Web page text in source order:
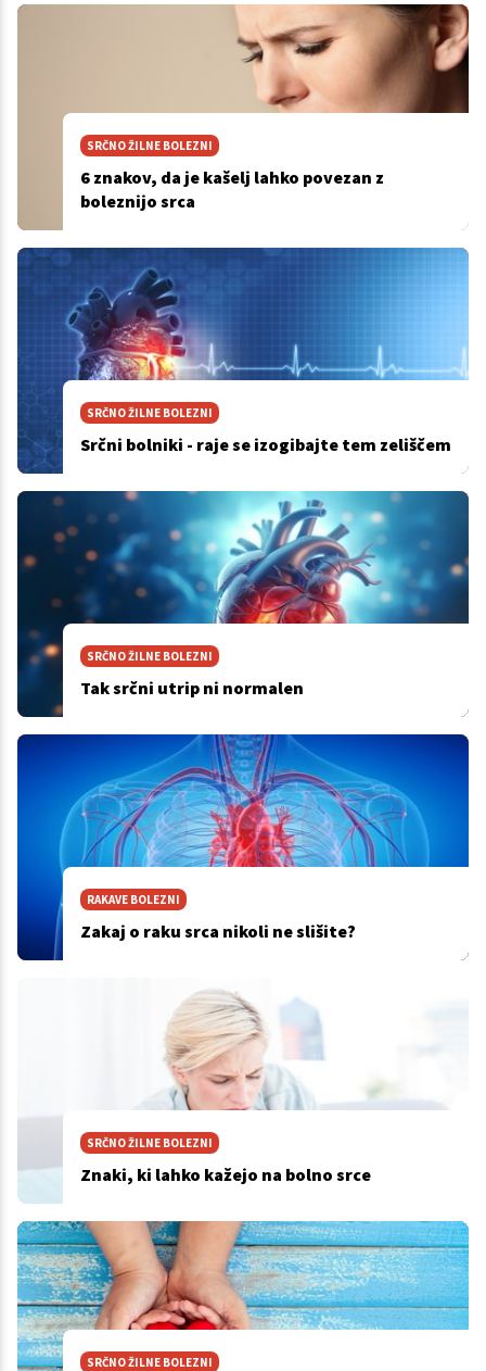
SRČNO ŽILNE BOLEZNI
6 znakov, da je kašelj lahko povezan z
boleznijo srca
SRČNO ŽILNE BOLEZNI
Srčni bolniki - raje se izogibajte tem zeliščem
SRČNO ŽILNE BOLEZNI
Tak srčni utrip ni normalen
RAKAVE BOLEZNI
Zakaj o raku srca nikoli ne slišite?
SRČNO ŽILNE BOLEZNI
Znaki, ki lahko kažejo na bolno srce
SRČNO ŽILNE BOLEZNI